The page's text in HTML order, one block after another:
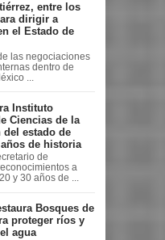
entre los
dirigir a
el Estado de
las negociaciones
dentro de
...
Instituto
Ciencias de la
del estado de
de historia
de
a
y 30 años de ...
Bosques de
proteger ríos y
agua